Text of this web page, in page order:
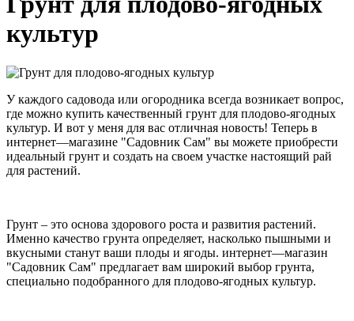
культур
У каждого садовода или огородника всегда возникает вопрос,
где можно купить качественный грунт для плодово-ягодных
культур. И вот у меня для вас отличная новость! Теперь в
интернет—магазине "Садовник Сам" вы можете приобрести
идеальный грунт и создать на своем участке настоящий рай
для растений.
Грунт – это основа здорового роста и развития растений.
Именно качество грунта определяет, насколько пышными и
вкусными станут ваши плоды и ягоды. интернет—магазин
"Садовник Сам" предлагает вам широкий выбор грунта,
специально подобранного для плодово-ягодных культур.